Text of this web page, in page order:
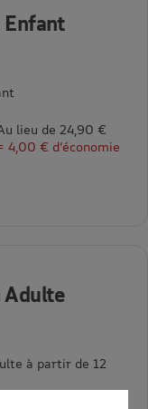
Enfant
lieu de 24,90 €
4,00 € d’économie
d'Arcachon Enfant
Adulte
à partir de 12